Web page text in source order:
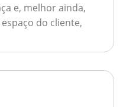
e, melhor ainda,
do cliente,